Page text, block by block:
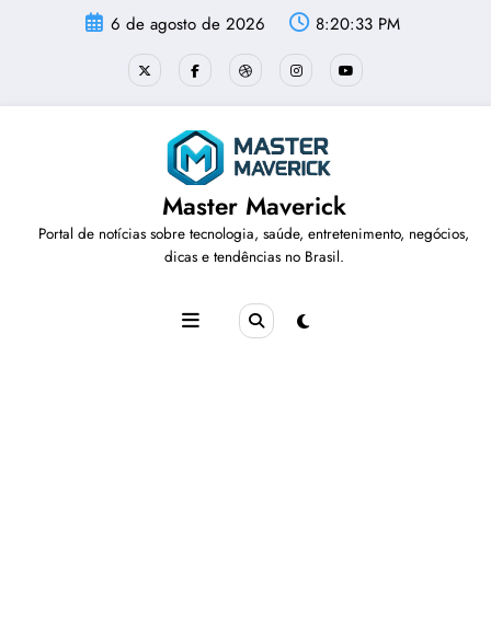
6 de agosto de 2026 8:20:33 PM
Master Maverick
Portal de notícias sobre tecnologia, saúde, entretenimento, negócios,
dicas e tendências no Brasil.